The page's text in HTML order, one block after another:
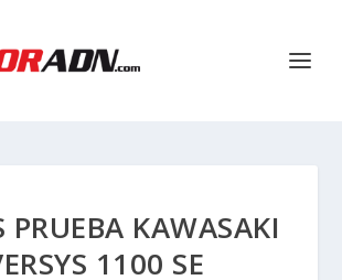
PRUEBA KAWASAKI
1100 SE